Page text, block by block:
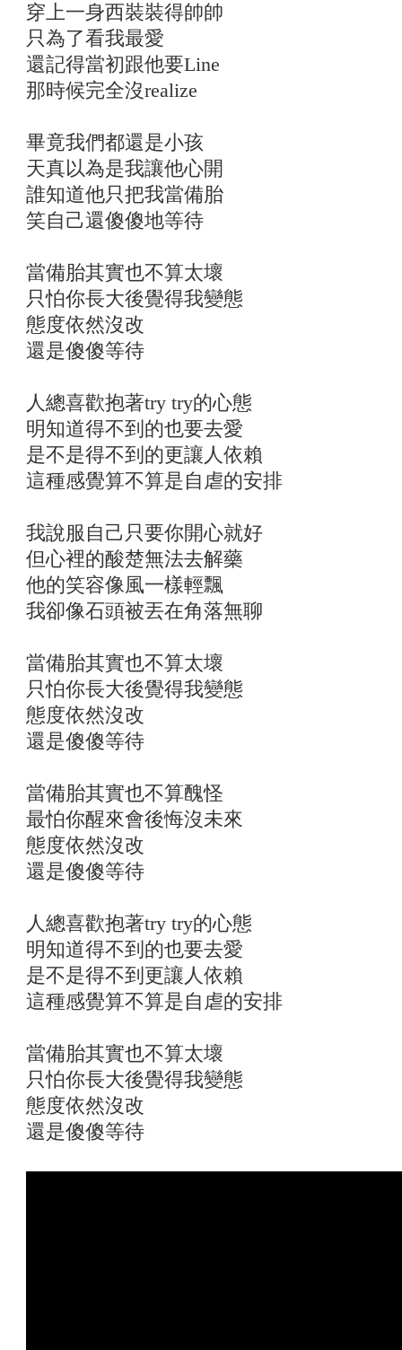
穿上一身西裝裝得帥帥
只為了看我最愛
還記得當初跟他要Line
那時候完全沒realize
畢竟我們都還是小孩
天真以為是我讓他心開
誰知道他只把我當備胎
笑自己還傻傻地等待
當備胎其實也不算太壞
只怕你長大後覺得我變態
態度依然沒改
還是傻傻等待
人總喜歡抱著try try的心態
明知道得不到的也要去愛
是不是得不到的更讓人依賴
這種感覺算不算是自虐的安排
我說服自己只要你開心就好
但心裡的酸楚無法去解藥
他的笑容像風一樣輕飄
我卻像石頭被丟在角落無聊
當備胎其實也不算太壞
只怕你長大後覺得我變態
態度依然沒改
還是傻傻等待
當備胎其實也不算醜怪
最怕你醒來會後悔沒未來
態度依然沒改
還是傻傻等待
人總喜歡抱著try try的心態
明知道得不到的也要去愛
是不是得不到更讓人依賴
這種感覺算不算是自虐的安排
當備胎其實也不算太壞
只怕你長大後覺得我變態
態度依然沒改
還是傻傻等待